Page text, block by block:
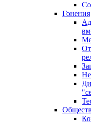
Гонения